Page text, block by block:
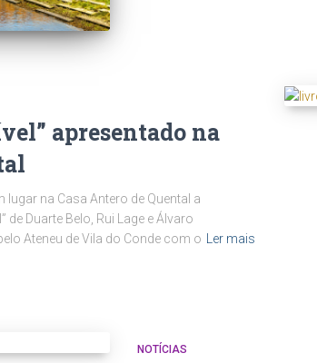
apresentado na
lugar na Casa Antero de Quental a
Duarte Belo, Rui Lage e Álvaro
Ateneu de Vila do Conde com o
Ler mais
NOTÍCIAS